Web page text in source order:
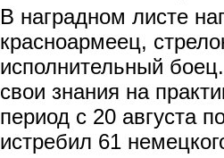
В наградном листе
красноармеец,
исполнительный
свои знания на
период с 20 августа
истребил 61